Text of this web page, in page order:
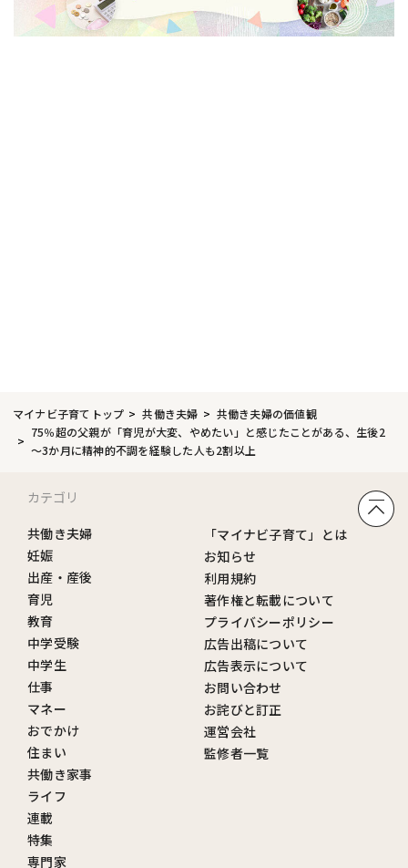
マイナビ子育てトップ 共働き夫婦
共働き夫婦の価値観
75％超の父親が「育児が大変、やめたい」と感じたことがある、生後2
～3か月に精神的不調を経験した人も2割以上
カテゴリ
共働き夫婦
妊娠
出産・産後
育児
教育
中学受験
中学生
仕事
マネー
おでかけ
住まい
共働き家事
ライフ
連載
特集
専門家
「マイナビ子育て」とは
お知らせ
利用規約
著作権と転載について
プライバシーポリシー
広告出稿について
広告表示について
お問い合わせ
お詫びと訂正
運営会社
監修者一覧